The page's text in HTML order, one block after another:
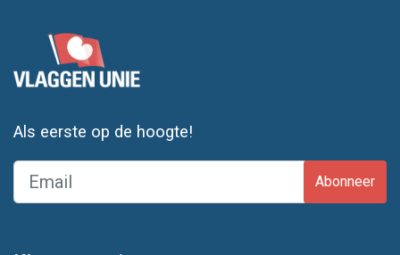
Als eerste op de hoogte!
Abonneer